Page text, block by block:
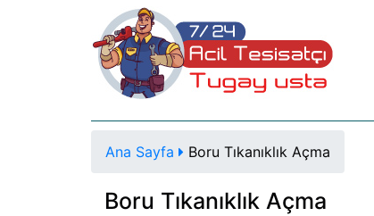
Ana Sayfa Boru Tıkanıklık Açma
Boru Tıkanıklık Açma